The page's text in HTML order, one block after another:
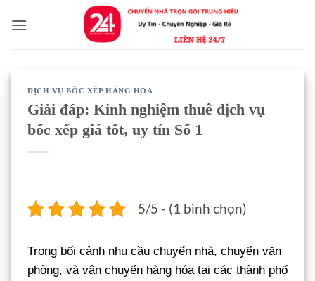
qua
DỊCH VỤ BỐC XẾP HÀNG HÓA
Giải đáp: Kinh nghiệm thuê dịch vụ
bốc xếp giá tốt, uy tín Số 1
5/5 - (1 bình chọn)
Trong bối cảnh nhu cầu chuyển nhà, chuyển văn
phòng, và vận chuyển hàng hóa tại các thành phố